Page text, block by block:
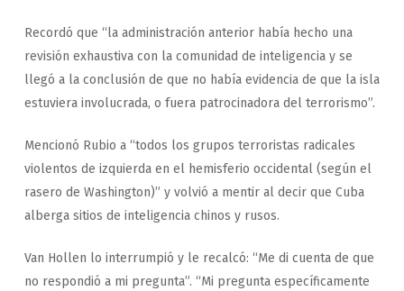
Recordó que “la administración anterior había hecho una
revisión exhaustiva con la comunidad de inteligencia y se
llegó a la conclusión de que no había evidencia de que la isla
estuviera involucrada, o fuera patrocinadora del terrorismo”.
Mencionó Rubio a “todos los grupos terroristas radicales
violentos de izquierda en el hemisferio occidental (según el
rasero de Washington)” y volvió a mentir al decir que Cuba
alberga sitios de inteligencia chinos y rusos.
Van Hollen lo interrumpió y le recalcó: “Me di cuenta de que
no respondió a mi pregunta”. “Mi pregunta específicamente